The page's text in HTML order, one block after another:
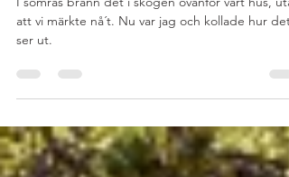
27 sep. 2018
Skogsbrand
I somras brann det i skogen ovanför vårt hus,
ser ut.